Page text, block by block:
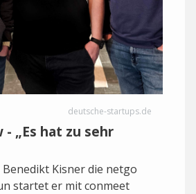
deutsche-startups.de
„Es hat zu sehr
Kisner die netgo
startet er mit conmeet